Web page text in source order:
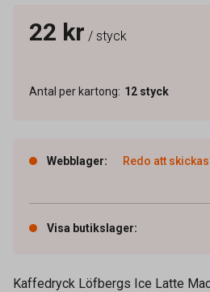
22 kr / styck
Antal per kartong: 12 styck
Webblager:
Redo att
Visa butikslager:
Kaffedryck Löfbergs Ice Latte